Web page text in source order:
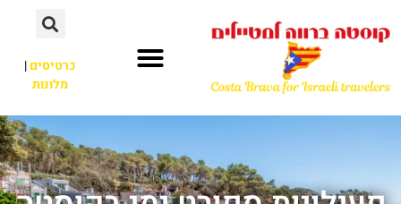
כרטיסים|
מלונות